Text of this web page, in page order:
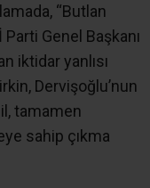
“Butlan
Parti Genel Başkanı
iktidar yanlısı
Dervişoğlu’nun
tamamen
sahip çıkma